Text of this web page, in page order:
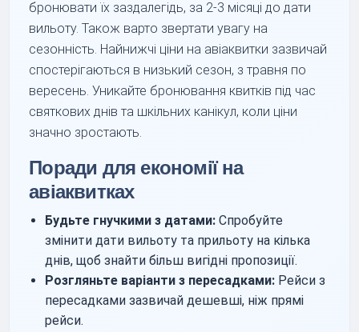
бронювати їх заздалегідь, за 2-3 місяці до дати
вильоту. Також варто звертати увагу на
сезонність. Найнижчі ціни на авіаквитки зазвичай
спостерігаються в низький сезон, з травня по
вересень. Уникайте бронювання квитків під час
святкових днів та шкільних канікул, коли ціни
значно зростають.
Поради для економії на
авіаквитках
Будьте гнучкими з датами: Спробуйте
змінити дати вильоту та прильоту на кілька
днів, щоб знайти більш вигідні пропозиції.
Розгляньте варіанти з пересадками: Рейси з
пересадками зазвичай дешевші, ніж прямі
рейси.